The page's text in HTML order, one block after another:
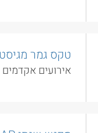
טקס גמר
אירועים אקדמים